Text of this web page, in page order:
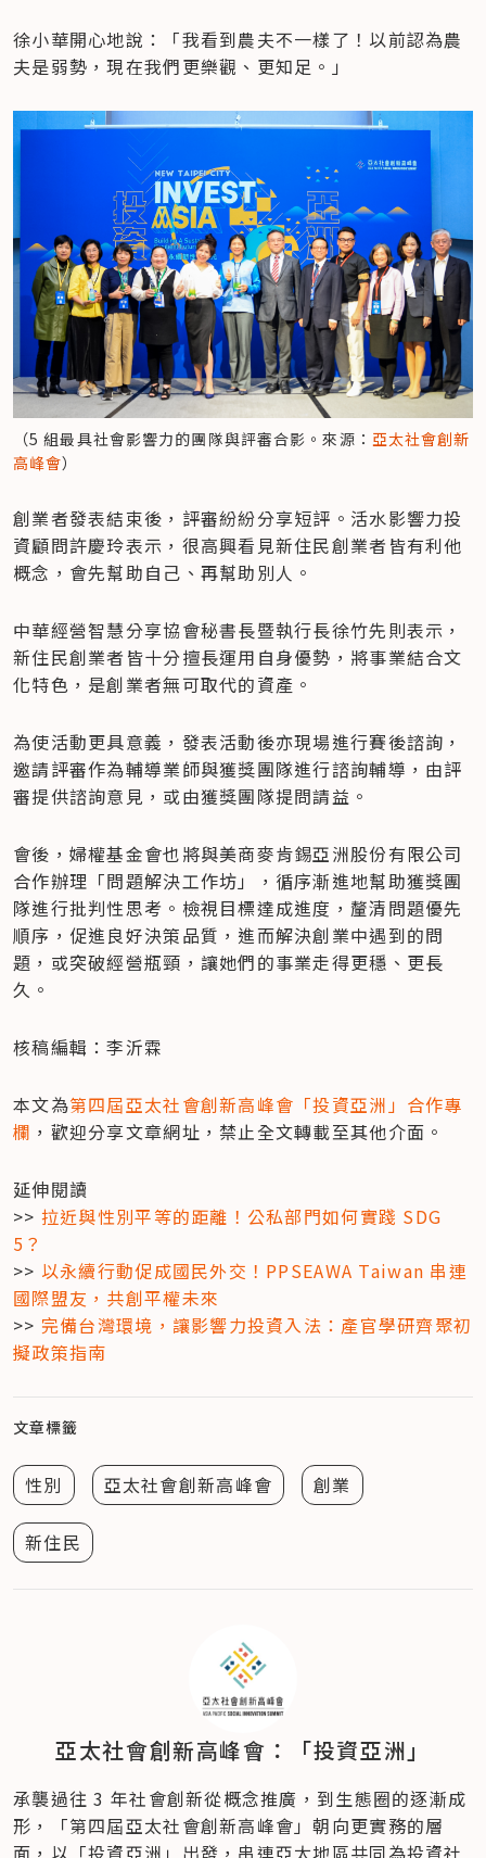
徐小華開心地說：「我看到農夫不一樣了！以前認為農
夫是弱勢，現在我們更樂觀、更知足。」
（5 組最具社會影響力的團隊與評審合影。來源： 亞太社會創新
高峰會）
創業者發表結束後，評審紛紛分享短評。活水影響力投
資顧問許慶玲表示，很高興看見新住民創業者皆有利他
概念，會先幫助自己、再幫助別人。
中華經營智慧分享協會秘書長暨執行長徐竹先則表示，
新住民創業者皆十分擅長運用自身優勢，將事業結合文
化特色，是創業者無可取代的資產。
為使活動更具意義，發表活動後亦現場進行賽後諮詢，
邀請評審作為輔導業師與獲獎團隊進行諮詢輔導，由評
審提供諮詢意見，或由獲獎團隊提問請益。
會後，婦權基金會也將與美商麥肯錫亞洲股份有限公司
合作辦理「問題解決工作坊」，循序漸進地幫助獲獎團
隊進行批判性思考。檢視目標達成進度，釐清問題優先
順序，促進良好決策品質，進而解決創業中遇到的問
題，或突破經營瓶頸，讓她們的事業走得更穩、更長
久。
核稿編輯：李沂霖
本文為第四屆亞太社會創新高峰會「投資亞洲」合作專
欄 ，歡迎分享文章網址，禁止全文轉載至其他介面。
延伸閱讀
>> 拉近與性別平等的距離！公私部門如何實踐 SDG
5？
>> 以永續行動促成國民外交！PPSEAWA Taiwan 串連
國際盟友，共創平權未來
>> 完備台灣環境，讓影響力投資入法：產官學研齊聚初
擬政策指南
文章標籤
性別 亞太社會創新高峰會 創業
新住民
亞太社會創新高峰會：「投資亞洲」
承襲過往 3 年社會創新從概念推廣，到生態圈的逐漸成
形，「第四屆亞太社會創新高峰會」朝向更實務的層
面，以「投資亞洲」出發，串連亞太地區共同為投資社